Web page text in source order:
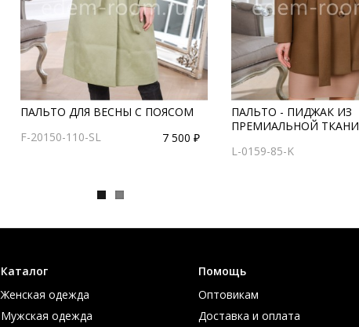
ПАЛЬТО ДЛЯ ВЕСНЫ С ПОЯСОМ
F-20150-110-SL
7 500 ₽
ПАЛЬТО - ПИДЖАК ИЗ
ПРЕМИАЛЬНОЙ ТКАНИ
L-0159-85-K
Каталог
Женская одежда
Мужская одежда
Помощь
Оптовикам
Доставка и оплата